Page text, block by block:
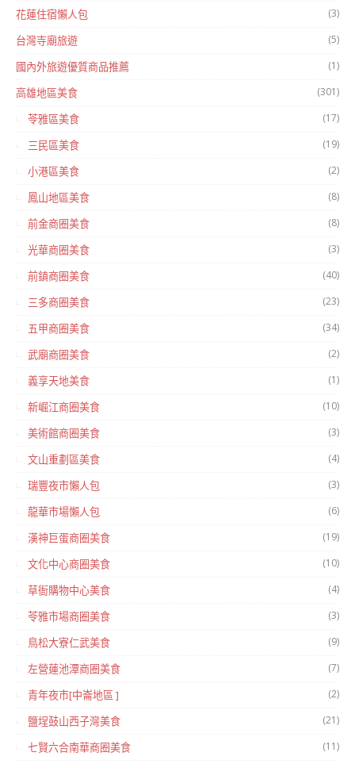
花蓮住宿懶人包 (3)
台灣寺廟旅遊 (5)
國內外旅遊優質商品推薦 (1)
高雄地區美食 (301)
苓雅區美食 (17)
三民區美食 (19)
小港區美食 (2)
鳳山地區美食 (8)
前金商圈美食 (8)
光華商圈美食 (3)
前鎮商圈美食 (40)
三多商圈美食 (23)
五甲商圈美食 (34)
武廟商圈美食 (2)
義享天地美食 (1)
新崛江商圈美食 (10)
美術館商圈美食 (3)
文山重劃區美食 (4)
瑞豐夜市懶人包 (3)
龍華市場懶人包 (6)
漢神巨蛋商圈美食 (19)
文化中心商圈美食 (10)
草衙購物中心美食 (4)
苓雅市場商圈美食 (3)
鳥松大寮仁武美食 (9)
左營蓮池潭商圈美食 (7)
青年夜市[中崙地區 ] (2)
鹽埕鼓山西子灣美食 (21)
七賢六合南華商圈美食 (11)